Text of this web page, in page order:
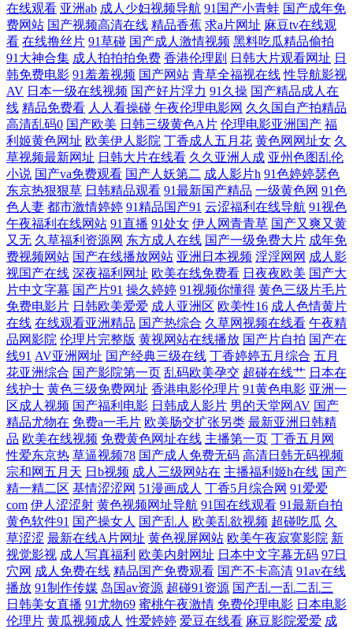
后入观看 欧美精品3 亚洲影院老司机V 超碰在线69 九九热色 青青草超碰
在线 亚洲黄色大片网站 av秘密入口 国产夫妻啪啪在线 狼友福利AV 日韩
午夜成人电影 91精品变态直播 成人黄色网 久久资源导航 日韩色色 伊人三
级片 97在线视频 国产A级免片 老湿激情影院 三级无码片 91白虎美女交配
第一导航福利国产 狼人综合va 日韩艹艹13 亚洲性爱视频 白丝足交视频 黄
色网ww 青青视屏 午夜免费大片 91视频cn 国产乱子伦一区 亚洲AV午夜剧
场 a片免费网站入口 韩国射无码 欧美人人艹 午夜tv久久 91经典视频播放
97国超碰资源 国伦精品区 欧美射精视频 51国产成人自拍 大香蕉福利网 蜜
桃超碰 天美传媒A片 97视频国产在线 国产精品香蕉国产 欧美成人资源 丝
袜自慰一区 91豆花在线观看 欧美日韩另类另类 亚洲AV色色导航 WWW97
干 精品一区黄色人妻 日本另类性交 亚洲性小说网 99有精品 国产另类在线
观看 日本精品色色 91免费视频国产 抖阴免费网站 老司机网址 色悠悠福利
导航 97人人操在线 国产天天无日日 欧美日韩中字 午夜香蕉影院 超碰97自
拍 久久五月资源网 深夜诱惑av 91深夜网站色 国产91视频网站 美女很黄免
费 天天干网 91色色导航 豆花成人精品网 老司机黄色网 影音先锋迷奸系列
超碰草逼 久久精品国产亚州 神马午夜福利影院 91精品传媒 成人日韩色图
在线观看 亚洲ab 成人少妇视频导航 91国产小青蛙 国产成年免
费网站 国产视频高清在线 精品香蕉 求a片网址 麻豆tv在线观
看 在线撸丝片 91草碰 国产成人激情视频 黑料吃瓜精品偷拍
91大神合集 成人拍拍拍免费 香港伦理剧 日韩大片观看网址 日
韩免费电影 91羞羞视频 国产网站 青草全福视在线 性导航影视
AV 日本一级在线视频 国产好片浮力 91久操 国产精品成人在
线 精品免费看 人人看操碰 午夜伦理电影网 久久国自产拍精品
高清乱码0 国产欧美 日韩三级黄色A片 伦理电影亚洲国产 福
利姬黄色网址 欧美伊人影院 丁香成人五月花 黄色网网址女 久
草视频最新网址 日韩大片在线看 久久亚洲人成 亚州色图乱伦
小说 国产va免费观看 国产人妖第二 成人影片h 91色婷婷瑟色
东京热狠狠草 日韩精品观看 91最新国产精品 一级黄色网 91色
色人妻 都市激情婷婷 91精品国产91 云涩福利在线导航 91视色
午夜福利在线网站 91直播 91处女 伊人网青青草 国产又爽又黄
又无 久草福利资源网 东方成人在线 国产一级免费大片 成年免
费视频网站 国产在线播放网站 亚洲日本视频 淫淫网网 成人影
视国产在线 深夜福利网址 欧美在线免费看 日夜夜欧美 国产大
片中文字幕 国产片91 操久婷婷 91视频你懂得 黄色三级片毛片
免费电影片 日韩欧美爱爱 成人亚洲区 欧美性16 成人色情黄片
在线 在线观看亚洲精品 国产热综合 久草网视频在线看 午夜精
品网影院 伦理片完整版 黄视网站在线播放 国产片自拍 国产在
线91 AV亚洲网址 国产经典三级在线 丁香婷婷五月综合 五月
花亚洲综合 国产影院第一页 乱码欧美孕交 超碰在线艹 日本在
线护士 黄色三级免费网址 香港电影伦理片 91黄色电影 亚洲一
区成人视频 国产福利电影 日韩成人影片 男的天堂网AV 国产
精品尤物在 免费a一毛片 欧美肠交扩张另类 最新亚洲日韩精
品 欧美在线视频 免费黄色网址在线 主播第一页 丁香五月网
性爱东京热 草逼视频78 国产成人免费无码 高清日韩无码视频
宗和网五月天 日b视频 成人三级网站在 主播福利姬h在线 国产
精一精二区 基情涩涩网 51漫画成人 丁香5月综合网 91爱爱
com 伊人涩涩射 黄色视频网址导航 91国在线观看 91最新自拍
黄色软件91 国产操女人 国产乱人 欧美乱欲视频 超碰吃瓜 久
草涩涩 最新在线A片网址 黄色视屏网站 欧美午夜寂寞影院 新
视觉影视 成人写真福利 欧美内射网址 日本中文字幕无码 97日
穴网 成人免费在线 精品国产免费观看 国产不卡高清 91av在线
播放 91制作传媒 岛国av资源 超碰91资源 国产乱一乱二乱三
日韩美女直播 91尤物69 蜜桃午夜激情 免费伦理电影 日本电影
伦理片 黄瓜视频成人 性爱婷婷 爱豆在线看 麻豆影院爱爱 成